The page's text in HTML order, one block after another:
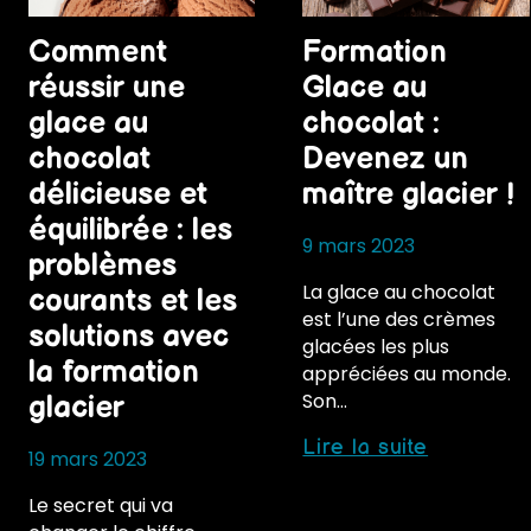
Comment
réussir une
glace au
chocolat
délicieuse et
équilibrée : les
problèmes
courants et les
solutions avec
la formation
glacier
19 mars 2023
Le secret qui va
Formation
Glace au
chocolat :
Devenez un
maître glacier !
9 mars 2023
La glace au chocolat
est l’une des crèmes
glacées les plus
appréciées au monde.
Son…
Lire la suite